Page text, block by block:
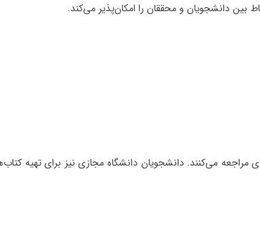
بین دانشجویان و محققان را امکان‌پذیر می‌کند.
می‌کنند. دانشجویان دانشگاه مجازی نیز برای تهیه